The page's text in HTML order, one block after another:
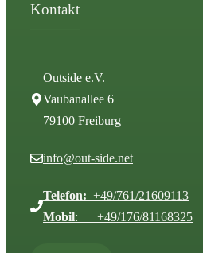
Kontakt
Outside e.V.
Vaubanallee 6
79100 Freiburg
info@out-side.net
Telefon: +49/761/21609113
Mobil: +49/176/81168325